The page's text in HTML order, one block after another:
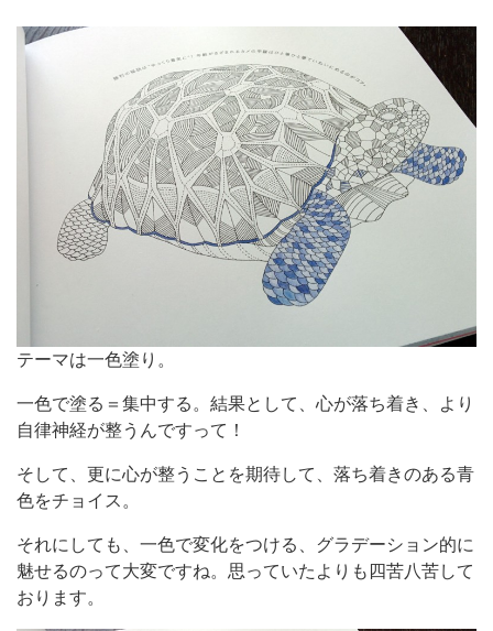
テーマは一色塗り。
一色で塗る＝集中する。結果として、心が落ち着き、より
自律神経が整うんですって！
そして、更に心が整うことを期待して、落ち着きのある青
色をチョイス。
それにしても、一色で変化をつける、グラデーション的に
魅せるのって大変ですね。思っていたよりも四苦八苦して
おります。